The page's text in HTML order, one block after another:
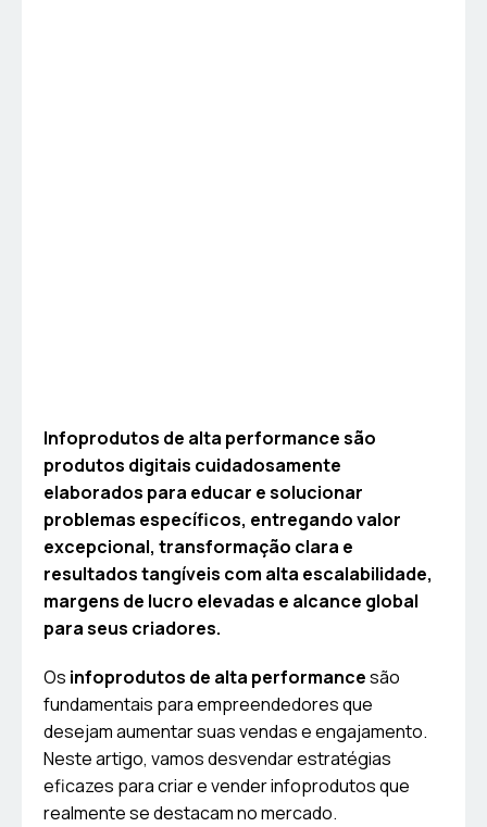
Infoprodutos de alta performance são
produtos digitais cuidadosamente
elaborados para educar e solucionar
problemas específicos, entregando valor
excepcional, transformação clara e
resultados tangíveis com alta escalabilidade,
margens de lucro elevadas e alcance global
para seus criadores.
Os infoprodutos de alta performancesão
fundamentais para empreendedores que
desejam aumentar suas vendas e engajamento.
Neste artigo, vamos desvendar estratégias
eficazes para criar e vender infoprodutos que
realmente se destacam no mercado.